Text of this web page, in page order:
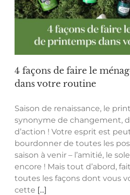
4 façons de faire le
dans votre routine
Saison de renaissance, le
synonyme de changement,
d’action ! Votre esprit est
bourdonner de toutes les
saison à venir – l’amitié, le
encore ! Mais tout d’abord,
toutes les façons dont vous
cette [...]